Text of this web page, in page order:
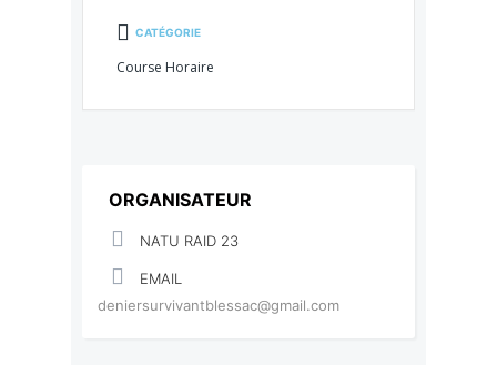
CATÉGORIE
Course Horaire
ORGANISATEUR
NATU RAID 23
EMAIL
deniersurvivantblessac@gmail.com